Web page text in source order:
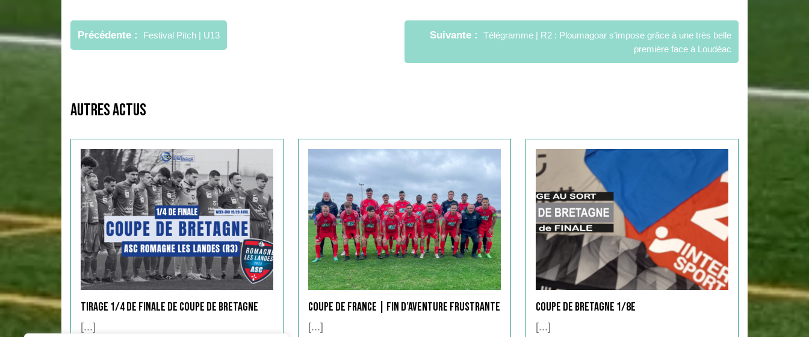
de
l’article
Précédente Festival Pitch | U13 Suivante
Télégramme | R2 : Ploumagoar s’impose grâce à une très belle
première face à Loudéac
Autres Actus
Tirage 1/4 de Finale de COUPE DE BRETAGNE
[...]
Coupe de France | Fin d’aventure Frustrante
[...]
Coupe de Bretagne 1/8e
[...]